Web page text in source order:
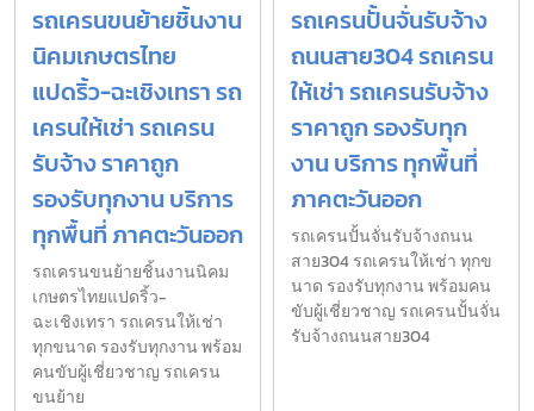
รถเครนขนย้ายชิ้นงาน
นิคมเกษตรไทย
แปดริ้ว-ฉะเชิงเทรา รถ
เครนให้เช่า รถเครน
รับจ้าง ราคาถูก
รองรับทุกงาน บริการ
ทุกพื้นที่ ภาคตะวันออก
รถเครนขนย้ายชิ้นงานนิคม
เกษตรไทยแปดริ้ว-
ฉะเชิงเทรา รถเครนให้เช่า
ทุกขนาด รองรับทุกงาน พร้อม
คนขับผู้เชี่ยวชาญ รถเครน
ขนย้าย
รถเครนปั้นจั่นรับจ้าง
ถนนสาย304 รถเครน
ให้เช่า รถเครนรับจ้าง
ราคาถูก รองรับทุก
งาน บริการ ทุกพื้นที่
ภาคตะวันออก
รถเครนปั้นจั่นรับจ้างถนน
สาย304 รถเครนให้เช่า ทุกข
นาด รองรับทุกงาน พร้อมคน
ขับผู้เชี่ยวชาญ รถเครนปั้นจั่น
รับจ้างถนนสาย304